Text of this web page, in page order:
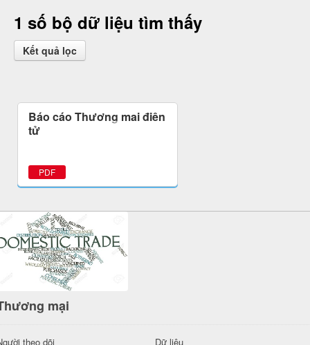
1 số bộ dữ liệu tìm thấy
Kết quả lọc
Báo cáo Thương mại điện
tử
PDF
mại
theo dõi Dữ liệu